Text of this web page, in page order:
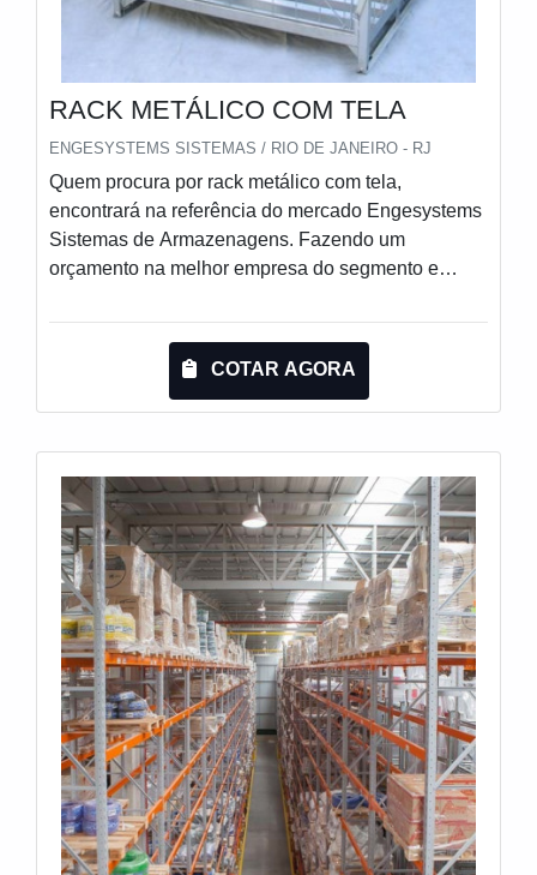
RACK METÁLICO COM TELA
ENGESYSTEMS SISTEMAS / RIO DE JANEIRO - RJ
Quem procura por rack metálico com tela,
encontrará na referência do mercado Engesystems
Sistemas de Armazenagens. Fazendo um
orçamento na melhor empresa do segmento e
um só lugar.ALGUNS DETALHES SOBRE RACK
METÁLICO COM TELAQuem precisa de rack
metálico com tela em uma empresa inovadora,
encontra o site da Engesystems Sistemas de
melhor em tecnologia ao cliente.Discorrendo ainda
sobre rack metálico com tela, na essência da
empresa, a mesma deve prezar pelos produtos e
serviços com ótima qualidade e assertividade,
pontos importantes que ficam de fora no
planejamento de empresas que visam apenas o
lucro, deixando a desejar nos outros fatores.É
importante lembrar que o produto deve sempre ser
adquirido com empresas especializadas no
segmento. Esse tipo de cuidado ajuda a garantir a
qualidade e durabilidade dos materiais, além de
evitar prejuízos com substituições frequentes de
produtos que não cumprem com suas funções
COTAR AGORA